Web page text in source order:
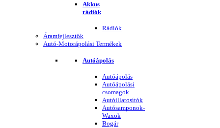
Akkus
rádiók
Rádiók
Áramfejlesztők
Autó-Motorápolási Termékek
Autóápolás
Autóápolás
Autóápolási
csomagok
Autóillatosítók
Autósamponok-
Waxok
Bogár